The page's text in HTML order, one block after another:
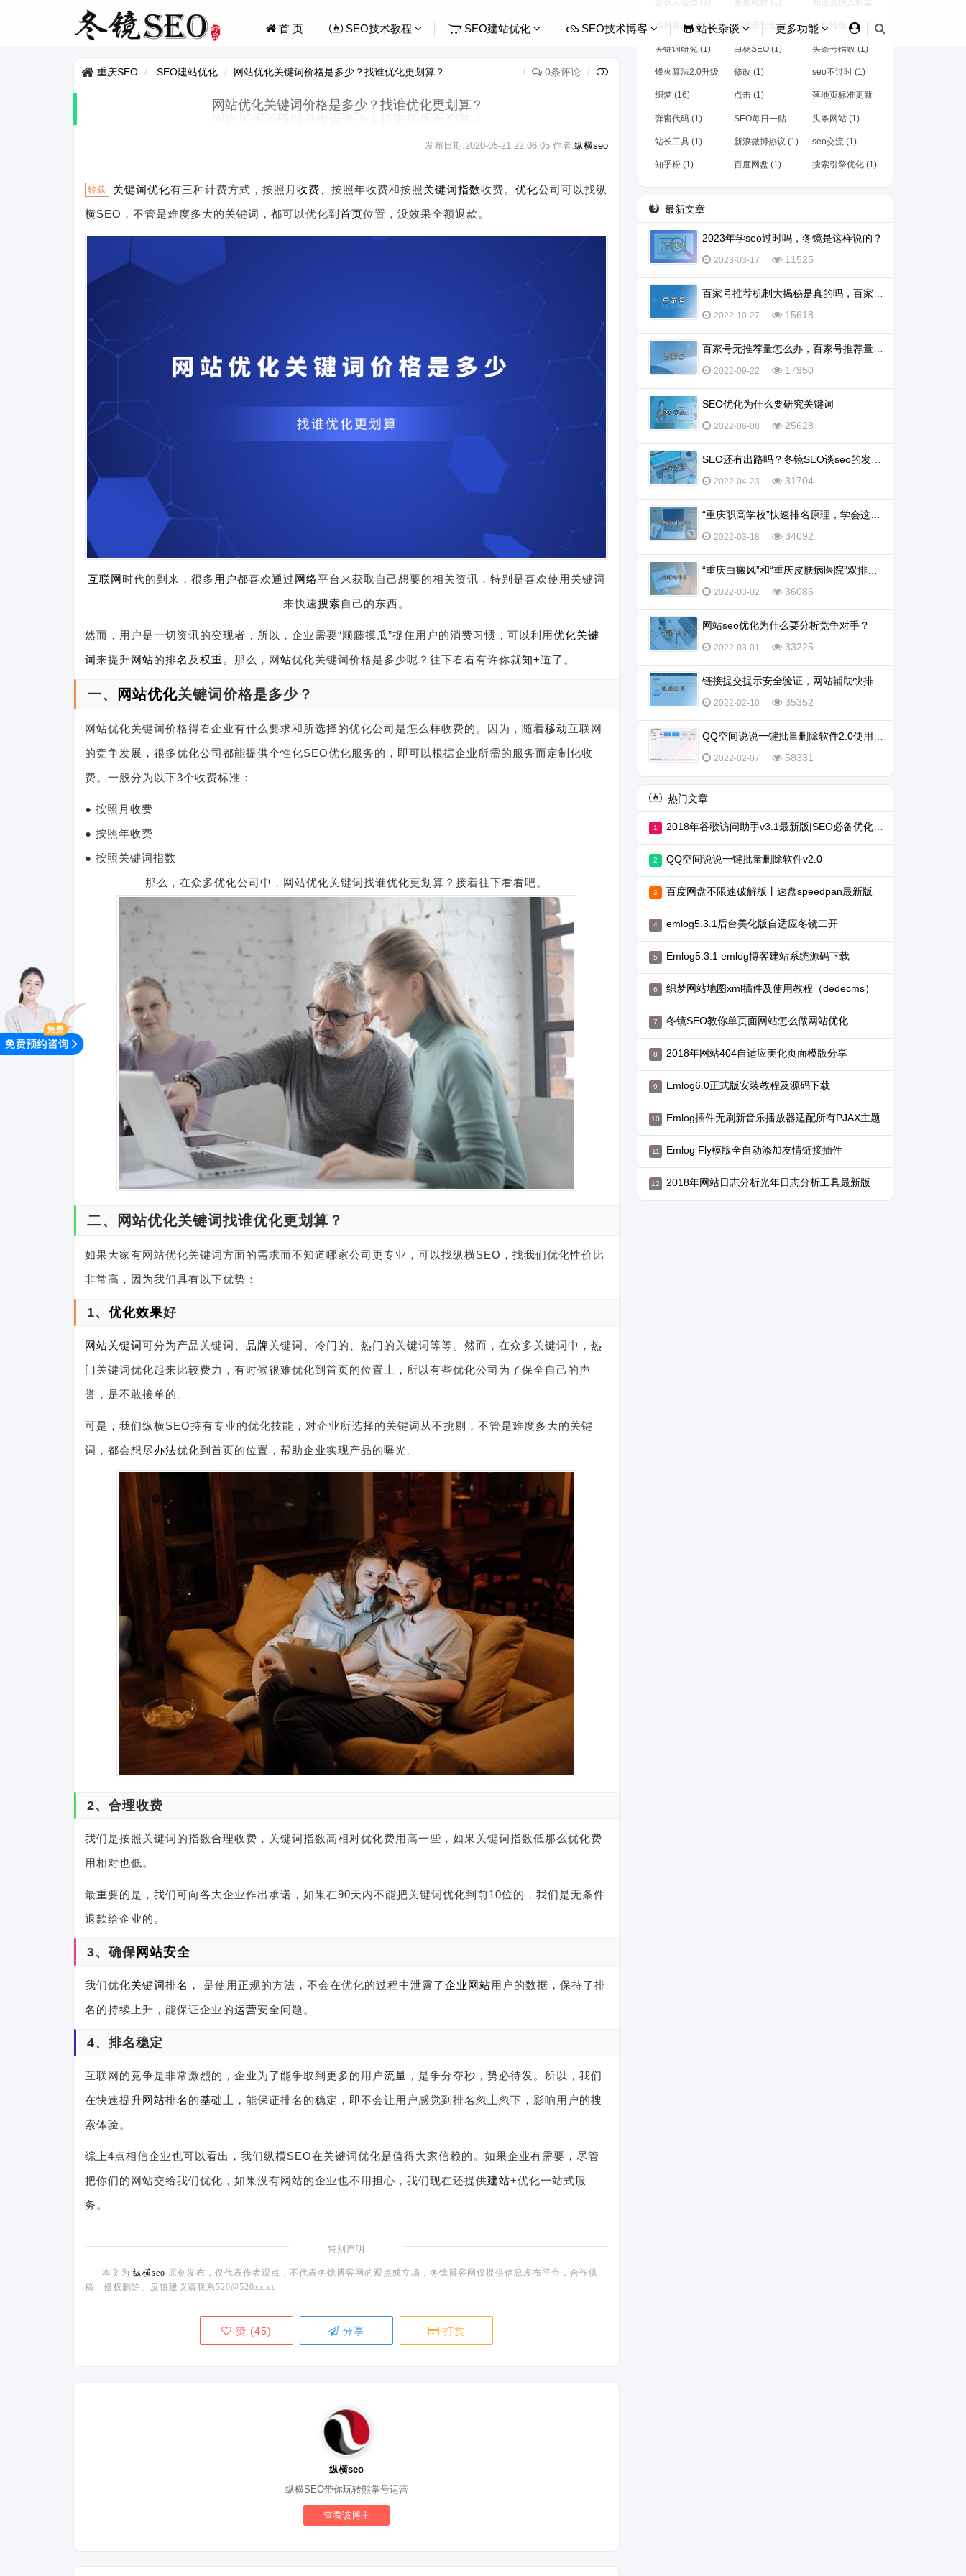
首 页 SEO技术教程 SEO建站优化 SEO技术博客 站长杂谈 更多功能
重庆SEO SEO建站优化 网站优化关键词价格是多少？找谁优化更划算？ 0条评论
网站优化关键词价格是多少？找谁优化更划算？
发布日期:2020-05-21 22:06:05 作者:纵横seo
转载 关键词优化有三种计费方式，按照月 收费 、按照年收费和按照关键词指数收费。 优化公司可以找纵
横SEO，不管是难度多大的关键词，都可以优化到 首页位置，没效果全额退款。
互联网时代的到来，很多 用户都喜欢通过网络平台来获取自己想要的相关资讯，特别是喜欢使用关键词
来快速搜索自己的东西。
然而，用户是一切资讯的变现者，所以，企业需要“顺藤摸瓜”捉住用户的消费习惯，可以利用优化关键
词来提升网站的排名 及 权重。那么，网站优化关键词价格是多少呢？往下看看有许你就知+道了。
一、 网站优化关键词价格是多少？
网站优化关键词价格得看企业有什么要求和所选择的优化公司是怎么样收费的。因为，随着移动互联网
的竞争发展，很多优化公司都能提供个性化SEO优化服务的，即可以根据企业所需的服务而定制化收
费。一般分为以下3个收费标准：
● 按照月收费
● 按照年收费
● 按照关键词指数
那么，在众多优化公司中，网站优化关键词找谁优化更划算？接着往下看看吧。
二、网站优化关键词找谁优化更划算？
如果大家有网站优化关键词方面的需求而不知道哪家公司更专业，可以找纵横SEO，找我们优化性价比
非常高，因为我们具有以下优势：
1、 优化效果好
网站关键词可分为产品关键词、 品牌关键词、冷门的、热门的关键词等等。然而，在众多关键词中，热
门关键词优化起来比较费力，有时候很难优化到首页的位置上，所以有些优化公司为了保全自己的声
誉，是不敢接单的。
可是，我们纵横SEO持有专业的优化技能，对企业所选择的关键词从不挑剔，不管是难度多大的关键
词，都会想尽办法优化到首页的位置，帮助企业实现产品的曝光。
2、合理收费
我们是按照关键词的指数合理收费，关键词指数高相对优化费用高一些，如果关键词指数低那么优化费
用相对也低。
最重要的是，我们可向各大企业作出承诺，如果在90天内不能把关键词优化到前10位的，我们是无条件
退款给企业的。
3、确保 网站安全
我们优化关键词排名 ， 是使用正规的方法，不会在优化的过程中泄露了企业网站用户的数据，保持了排
名的持续上升，能保证企业的运营安全问题。
4、排名稳定
互联网的竞争是非常激烈的，企业为了能争取到更多的用户流量 ，是争分夺秒，势必待发。所以，我们
在快速提升网站排名 的基础 上，能保证排名的稳定，即不会让用户感觉到排名忽上忽下，影响用户的搜
索体验。
综上4点相信企业也可以看出，我们纵横SEO在关键词优化是值得大家信赖的。如果企业有需要，尽管
把你们的网站交给我们优化，如果没有网站的企业也不用担心，我们现在还提供建站+优化一站式服
务。
特别声明
本文为 纵横seo 原创发布，仅代表作者观点，不代表冬镜博客网的观点或立场，冬镜博客网仅提供信息发布平台，合作供
稿、侵权删除、反馈建议请联系520@520xx.cc
赞 (45) 分享 打赏
纵横seo
纵横SEO带你玩转熊掌号运营
查看该博主
(1)
清风算法3.0 (1) 浏览器安全 (1) 商机转化 (1)
关键词研究 (1) 白杨SEO (1) 头条号指数 (1)
烽火算法2.0升级
(2)
修改 (1) seo不过时 (1)
织梦 (16) 点击 (1) 落地页标准更新
(1)
弹窗代码 (1) SEO每日一贴
(1)
头条网站 (1)
站长工具 (1) 新浪微博热议 (1) seo交流 (1)
知乎粉 (1) 百度网盘 (1) ​搜索引擎优化 (1)
最新文章
2023年学seo过时吗，冬镜是这样说的？
2023-03-17 11525
2022-10-27 15618
2022-09-22 17950
SEO优化为什么要研究关键词
2022-06-08 25628
2022-04-23 31704
2022-03-18 34092
2022-03-02 36086
网站seo优化为什么要分析竞争对手？
2022-03-01 33225
2022-02-10 35352
2022-02-07 58331
热门文章
2018年谷歌访问助手v3.1最新版|SEO必备优化工具
QQ空间说说一键批量删除软件v2.0
百度网盘不限速破解版丨速盘speedpan最新版
emlog5.3.1后台美化版自适应冬镜二开
Emlog5.3.1 emlog博客建站系统源码下载
织梦网站地图xml插件及使用教程（dedecms）
冬镜SEO教你单页面网站怎么做网站优化
2018年网站404自适应美化页面模版分享
Emlog6.0正式版安装教程及源码下载
Emlog插件无刷新音乐播放器适配所有PJAX主题
Emlog Fly模版全自动添加友情链接插件
2018年网站日志分析光年日志分析工具最新版